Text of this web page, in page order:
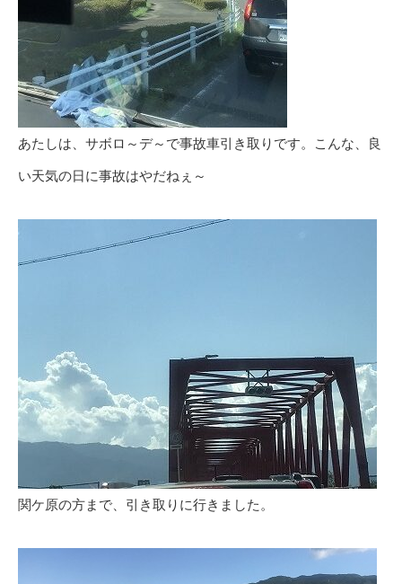
あたしは、サボロ～デ～で事故車引き取りです。こんな、良
い天気の日に事故はやだねぇ～
関ケ原の方まで、引き取りに行きました。